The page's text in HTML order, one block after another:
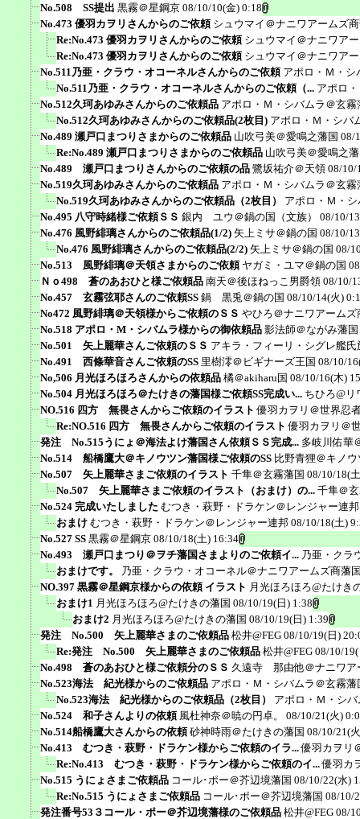
No.508 SS提出 黒霧＠星鋼京 08/10/10(金) 0:18
No.473 優羽カヲリさんからのご依頼 シュウマイ＠ナニワアームズ
Re:No.473 優羽カヲリさんからのご依頼 シュウマイ＠ナニワア
Re:No.473 優羽カヲリさんからのご依頼 シュウマイ＠ナニワア
No.511乃亜・クラウ・オコーネルさんからのご依頼 アポロ・Ｍ・シ
No.511乃亜・クラウ・オコーネルさんからのご依頼（... アポロ
No.512久珂あゆみさんからのご依頼品 アポロ・Ｍ・シバムラ＠玄霧
No.512久珂あゆみさんからのご依頼品(2枚目) アポロ・Ｍ・シバ
No.489 瀬戸口まつりさまからのご依頼品 山吹弓美＠愛鳴之藩国 08/
Re:No.489 瀬戸口まつりさまからのご依頼品 山吹弓美＠愛鳴之
No.489 瀬戸口まつりさんからのご依頼の品 鷺坂祐介＠天領 08/10/
No.519久珂あゆみさんからのご依頼品 アポロ・Ｍ・シバムラ＠玄霧
No.519久珂あゆみさんからのご依頼品（2枚目）
アポロ・Ｍ・
No.495 八守時緒様ご依頼ＳＳ 銀内 ユウ＠鍋の国（文族）
08/10/
No.476 風野緋璃さんからのご依頼品(1/2) 矢上ミサ＠鍋の国 08/10/
No.476 風野緋璃さんからのご依頼品(2/2) 矢上ミサ＠鍋の国 08/
No.513 風野緋璃＠天領さまからのご依頼 ヤガミ・ユマ＠鍋の国
Ｎｏ498 蒼のあおひと様ご依頼品 南天＠後ほねっこ男爵領 08/10/
No.457 玄霧弦耶さんのご依頼SS 鍋 黒兎＠鍋の国 08/10/14(火)
No472 風野緋璃＠天領様からご依頼のＳＳ やひろ＠ナニワアームズ
No.518 アポロ・M・シバムラ様からの御依頼品 影法師＠ながみ藩国
No.501 矢上麗華さんご依頼のＳＳ アキラ・フィーリ・シグレ艦氏
No.491 西條華音さんご依頼のSS 里樹澪＠ビギナーズ王国 08/10/
No,506 月光ほろほろさんからの依頼品 橘＠akiharu国 08/10/16(木)
No.504 月光ほろほろ＠たけきの藩国様ご依頼SS完成い... ちひろ@リ
NO.516 四方 無畏さんからご依頼のイラスト 優羽カヲリ＠世界忍
Re:NO.516 四方 無畏さんからご依頼のイラスト 優羽カヲリ＠
発注 No.515うにょ＠海法よけ藩国さん依頼ＳＳ完成... 多岐川佑華
No.514 船橋鷹大＠キノウツン藩国様ご依頼のSS 比野青狸＠キノ
No.507 矢上麗華さまご依頼のイラスト 千隼＠玄霧藩国 08/10/18(
No.507 矢上麗華さまご依頼のイラスト（おまけ）の... 千隼＠
No.524 完成いたしました むつき・萩野・ドラケン＠レンジャー連邦
おまけ むつき・萩野・ドラケン＠レンジャー連邦 08/10/18(土)
No.527 SS 黒霧＠星鋼京 08/10/18(土) 16:34
No.493 瀬戸口まつり＠ヲチ藩国さまよりのご依頼イ... 乃亜・クラ
おまけです。
乃亜・クラウ・オコーネル＠ナニワアームズ商藩
NO.397 黒霧＠星鋼京様からの依頼 イラスト 月光ほろほろ@たけき
おまけ1 月光ほろほろ@たけきの藩国 08/10/19(日) 1:38
おまけ2 月光ほろほろ@たけきの藩国 08/10/19(日) 1:39
発注 No.500 矢上麗華さまのご依頼品 松井@FEG 08/10/19(日)
Re:発注 No.500 矢上麗華さまのご依頼品 松井@FEG 08/10/
No.498 蒼のあおひと様ご依頼分のＳＳ 久遠寺 那由他＠ナニワア
No.523海法 紀光様からのご依頼品 アポロ・Ｍ・シバムラ＠玄霧藩
No.523海法 紀光様からのご依頼品（2枚目）
アポロ・Ｍ・シ
No.524 和子さんよりの依頼 風杜神奈＠暁の円卓。
08/10/21(火)
No.514船橋鷹大さんからの依頼 砂神時雨＠たけきの藩国 08/10/21(
No.413 むつき・萩野・ドラケン様からご依頼のイラ... 優羽カヲリ
Re:No.413 むつき・萩野・ドラケン様からご依頼のイ... 優羽カ
No.515 うにょさまご依頼品 コール･ポー＠芥辺境藩国 08/10/22(水)
Re:No.515 うにょさまご依頼品 コール･ポー＠芥辺境藩国 08/10/
発注番号53３コール・ポー＠芥辺境藩様のご依頼品 松井@FEG 08/